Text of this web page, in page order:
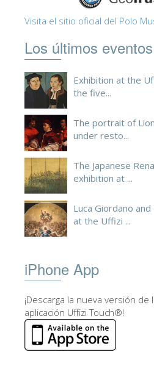
Visita el sitio oficial del Polo
Los últimos eventos
Exhibition at the
the five...
The portrait of
under resto...
The Japanese
exhibition at ...
Luca Giordano
at the Uffizi ...
iPhone App
¡Descarga la nueva versión de
aplicación Uffizi Touch®!